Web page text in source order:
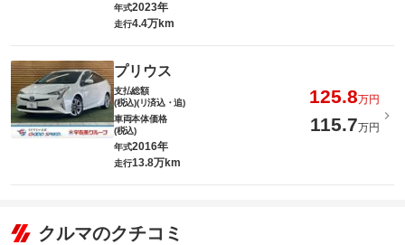
年式2023年
走行4.4万km
プリウス
支払総額
(税込)(リ済込・追)
125.8万円
車両本体価格
(税込)
115.7万円
年式2016年
走行13.8万km
クルマのクチコミ